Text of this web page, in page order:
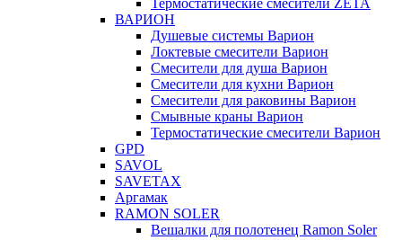
Термостатические смесители ZETA
ВАРИОН
Душевые системы Варион
Локтевые смесители Варион
Смесители для душа Варион
Смесители для кухни Варион
Смесители для раковины Варион
Смывные краны Варион
Термостатические смесители Варион
GPD
SAVOL
SAVETAX
Аргамак
RAMON SOLER
Вешалки для полотенец Ramon Soler